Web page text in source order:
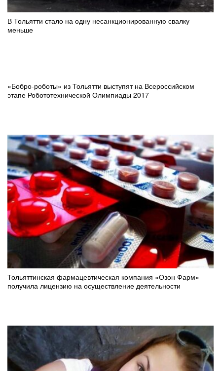
В Тольятти стало на одну несанкционированную свалку
меньше
«Бобро-роботы» из Тольятти выступят на Всероссийском
этапе Робототехнической Олимпиады 2017
Тольяттинская фармацевтическая компания «Озон Фарм»
получила лицензию на осуществление деятельности